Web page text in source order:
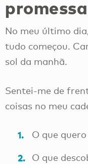
No meu último
tudo começou.
sol da manhã.
Sentei-me de
coisas no meu
O que
O que